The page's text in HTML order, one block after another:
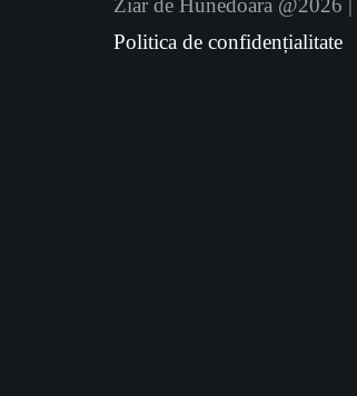
Ziar de Hunedoara @2026 |
Politica de confidențialitate